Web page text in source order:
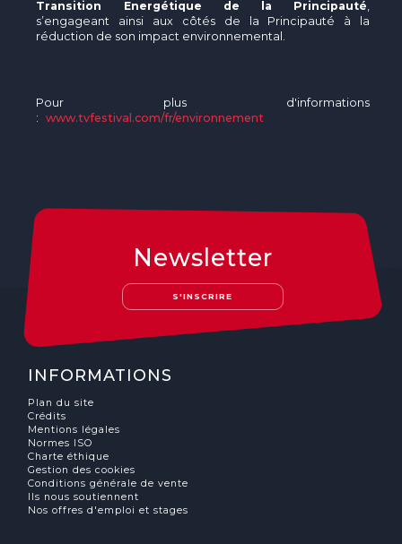
Transition Energétique de la Principauté,
s’engageant ainsi aux côtés de la Principauté à la
réduction de son impact environnemental.
Pour plus d'informations
:
www.tvfestival.com/fr/environnement
Newsletter
S'INSCRIRE
INFORMATIONS
Plan du site
Crédits
Mentions légales
Normes ISO
Charte éthique
Gestion des cookies
Conditions générale de vente
Ils nous soutiennent
Nos offres d'emploi et stages